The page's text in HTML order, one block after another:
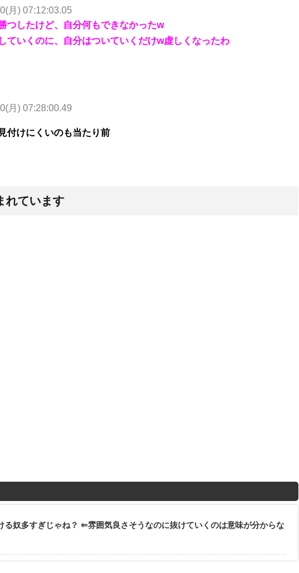
月) 07:12:03.05
つしたけど、自分何もできなかったw
ていくのに、自分はついていくだけw虚しくなったわ
月) 07:28:00.49
付けにくいのも当たり前
れています
る奴多すぎじゃね？ ⇐雰囲気良さそうなのに抜けていくのは意味が分からな